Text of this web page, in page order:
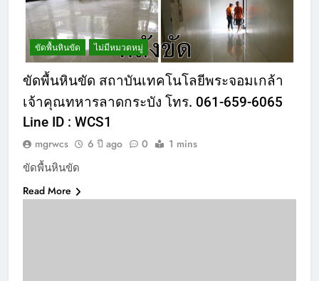
ขัดพื้นหินขัด ไม่มีหมวดหมู่
ขัดพื้นหินขัด สถาบันเทคโนโลยีพระจอมเกล้า
เจ้าคุณทหารลาดกระบัง โทร. 061-659-6065
Line ID : WCS1
mgrwcs 6 ปี ago 0 1 mins
ขัดพื้นหินขัด
Read More